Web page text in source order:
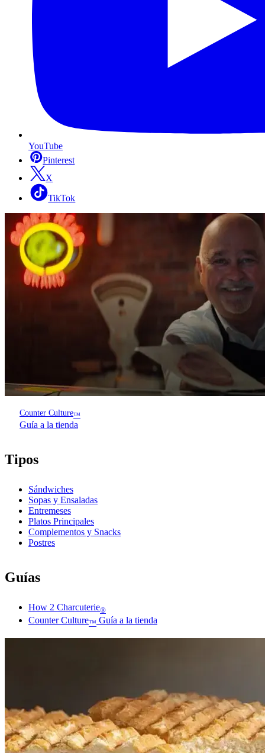
YouTube
Pinterest
X
TikTok
Counter Culture™
Guía a la tienda
Tipos
Sándwiches
Sopas y Ensaladas
Entremeses
Platos Principales
Complementos y Snacks
Postres
Guías
How 2 Charcuterie®
Counter Culture™ Guía a la tienda